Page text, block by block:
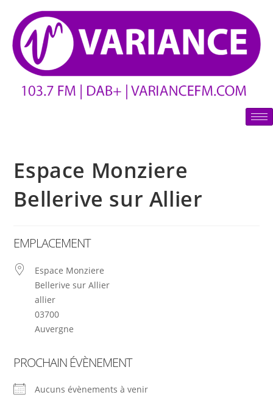
Espace Monziere
Bellerive sur Allier
EMPLACEMENT
Espace Monziere
Bellerive sur Allier
allier
03700
Auvergne
PROCHAIN ÉVÈNEMENT
Aucuns évènements à venir